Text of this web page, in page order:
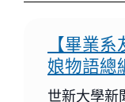
【畢業
娘物語總
世新大學新